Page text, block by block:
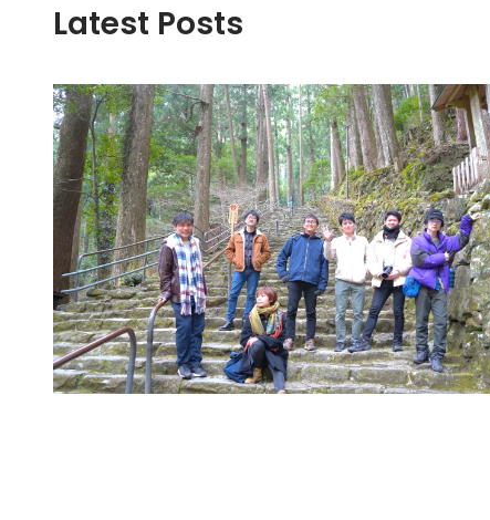
Latest Posts